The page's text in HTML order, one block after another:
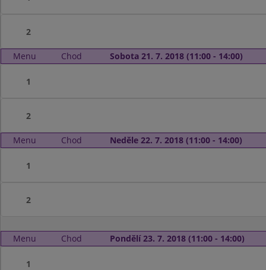
2
Menu Chod Sobota 21. 7. 2018 (11:00 - 14:00)
1
2
Menu Chod Neděle 22. 7. 2018 (11:00 - 14:00)
1
2
Menu Chod Pondělí 23. 7. 2018 (11:00 - 14:00)
1